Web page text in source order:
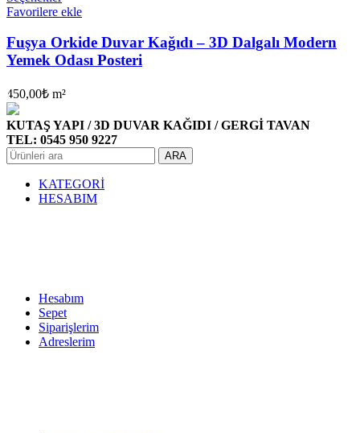
Favorilere ekle
Fuşya Orkide Duvar Kağıdı – 3D Dalgalı Modern
Yemek Odası Posteri
450,00₺ m²
KUTAŞ YAPI / 3D DUVAR KAĞIDI / GERGİ TAVAN
TEL: 0545 950 9227
ARA
KATEGORİ
HESABIM
Hesabım
Sepet
Siparişlerim
Adreslerim